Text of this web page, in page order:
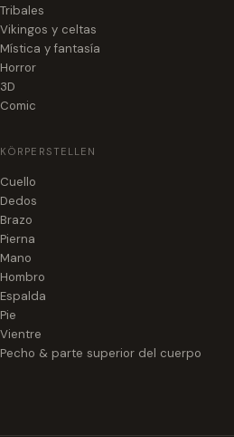
Tribales
Vikingos y celtas
Mística y fantasía
Horror
3D
Comic
KÖRPERSTELLEN
Cuello
Dedos
Brazo
Pierna
Mano
Hombro
Espalda
Pie
Vientre
Pecho & parte superior del cuerpo